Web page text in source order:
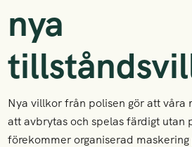
nya
Nya villkor från polisen gör att våra
att avbrytas och spelas färdigt utan
förekommer organiserad